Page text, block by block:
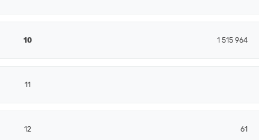
10 1 515 964
11
12 61